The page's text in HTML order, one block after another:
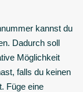
kannst du
Dadurch soll
Möglichkeit
falls du keinen
Füge eine